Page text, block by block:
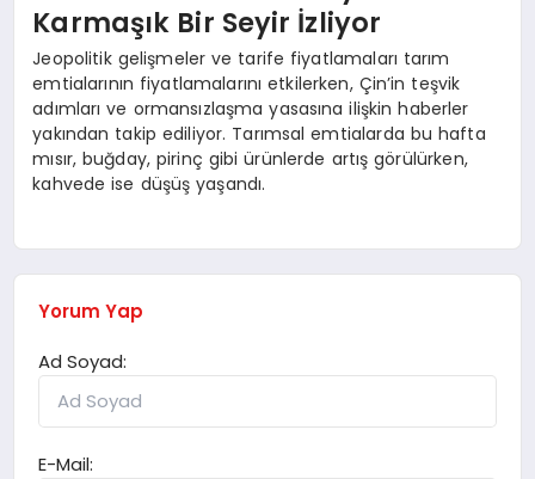
Karmaşık Bir Seyir İzliyor
Jeopolitik gelişmeler ve tarife fiyatlamaları tarım
emtialarının fiyatlamalarını etkilerken, Çin’in teşvik
adımları ve ormansızlaşma yasasına ilişkin haberler
yakından takip ediliyor. Tarımsal emtialarda bu hafta
mısır, buğday, pirinç gibi ürünlerde artış görülürken,
kahvede ise düşüş yaşandı.
Yorum Yap
Ad Soyad:
E-Mail: